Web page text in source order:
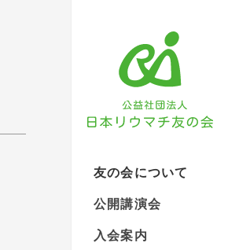
友の会について
公開講演会
入会案内